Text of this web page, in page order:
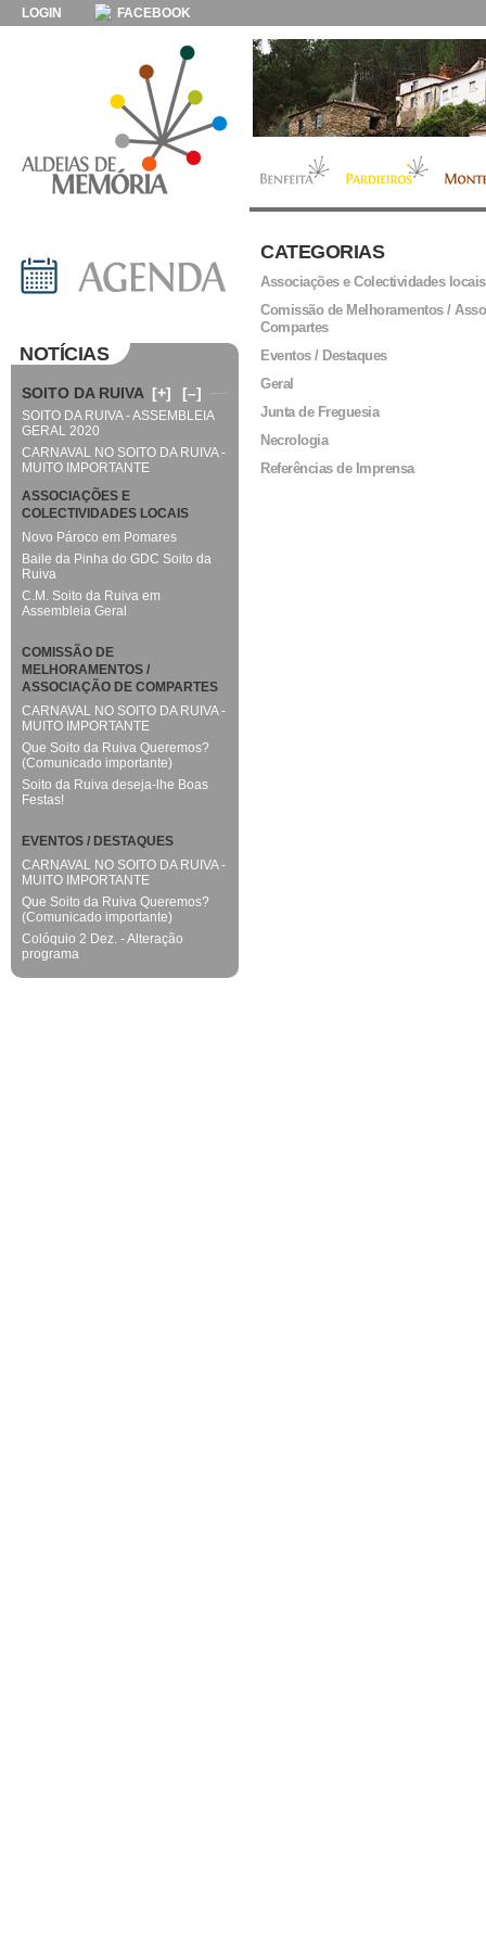
LOGIN FACEBOOK
CATEGORIAS
Associações e Colectividades locais
Comissão de Melhoramentos /
Compartes
Eventos / Destaques
Geral
Junta de Freguesia
Necrologia
Referências de Imprensa
NOTÍCIAS
SOITO DA RUIVA [+] [–]
SOITO DA RUIVA - ASSEMBLEIA
GERAL 2020
CARNAVAL NO SOITO DA RUIVA -
MUITO IMPORTANTE
ASSOCIAÇÕES E
COLECTIVIDADES LOCAIS
Novo Pároco em Pomares
Baile da Pinha do GDC Soito da
Ruiva
C.M. Soito da Ruiva em
Assembleia Geral
COMISSÃO DE
MELHORAMENTOS /
ASSOCIAÇÃO DE COMPARTES
CARNAVAL NO SOITO DA RUIVA -
MUITO IMPORTANTE
Que Soito da Ruiva Queremos?
(Comunicado importante)
Soito da Ruiva deseja-lhe Boas
Festas!
EVENTOS / DESTAQUES
CARNAVAL NO SOITO DA RUIVA -
MUITO IMPORTANTE
Que Soito da Ruiva Queremos?
(Comunicado importante)
Colóquio 2 Dez. - Alteração
programa